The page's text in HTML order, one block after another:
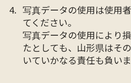
写真データの使用は使用
てください。
写真データの使用により
たとしても、山形県はそ
いていかなる責任も負いま